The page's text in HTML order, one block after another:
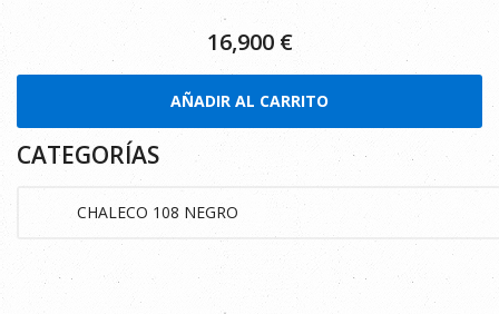
16,900 €
AÑADIR AL CARRITO
CATEGORÍAS